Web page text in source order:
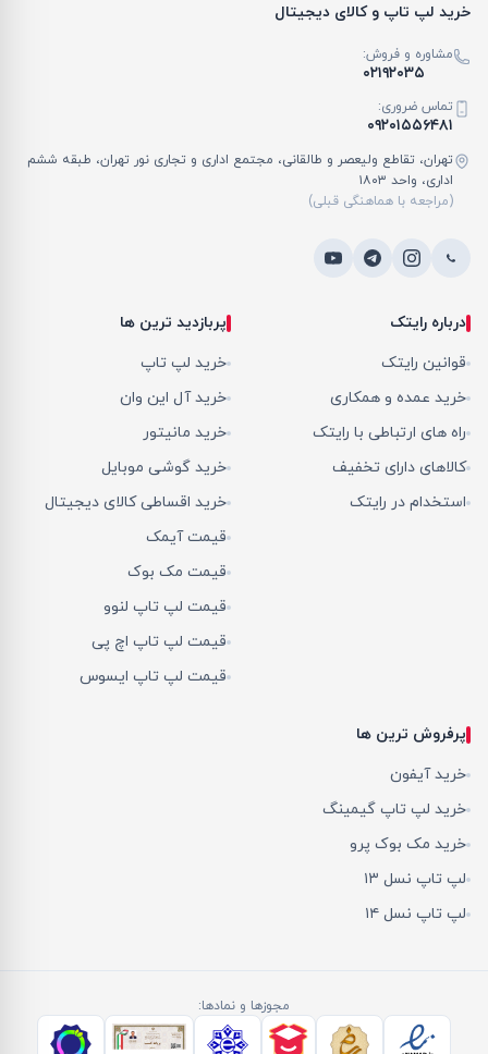
خرید لپ تاپ و کالای دیجیتال
مشاوره و فروش:
۰۲۱۹۲۰۳۵
تماس ضروری:
۰۹۲۰۱۵۵۶۴۸۱
تهران، تقاطع ولیعصر و طالقانی، مجتمع اداری و تجاری نور تهران، طبقه ششم
اداری، واحد ۱۸۰۳
(مراجعه با هماهنگی قبلی)
درباره رایتک
قوانین رایتک
خرید عمده و همکاری
راه های ارتباطی با رایتک
کالاهای دارای تخفیف
استخدام در رایتک
پربازدید ترین ها
خرید لپ تاپ
خرید آل این وان
خرید مانیتور
خرید گوشی موبایل
خرید اقساطی کالای دیجیتال
قیمت آیمک
قیمت مک بوک
قیمت لپ تاپ لنوو
قیمت لپ تاپ اچ پی
قیمت لپ تاپ ایسوس
پرفروش ترین ها
خرید آیفون
خرید لپ تاپ گیمینگ
خرید مک بوک پرو
لپ تاپ نسل ۱۳
لپ تاپ نسل ۱۴
مجوزها و نمادها: